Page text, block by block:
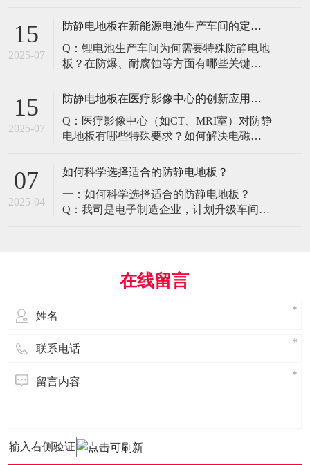
以下核心优势： 高强度结构：采用优质冷
轧钢板拉伸焊接成型，表面磷化后静电喷
塑，防锈耐磨，承重性能优异。 便捷布
线：配套活动线槽板设计，可轻松掀起盖
15
2025-07
防静电地板在新能源电池生产车间的定制化解决方案
Q：锂电池生产车间为何需要特殊防静电地
板？在防爆、耐腐蚀等方面有哪些关键技
环境并存的特殊场景，需要全方位防护方
境要求 • 防爆等级：Ex IIB T4（ATEX认
证） • 静电泄放速度：<0.
15
2025-07
防静电地板在医疗影像中心的创新应用方案
Q：医疗影像中心（如CT、MRI室）对防静
电地板有哪些特殊要求？如何解决电磁干
环境特殊性对防静电地板提出了前所未有
疗影像环境的特殊需求 电磁兼容性要求 •
MRI室需完全无磁：磁化率<0.001（
07
2025-04
如何科学选择适合的防静电地板？
一：如何科学选择适合的防静电地板？
Q：我司是电子制造企业，计划升级车间地
用场景、技术指标及长期维护成本综合考
量。作为深耕行业多年的广东立品地板科
在线留言